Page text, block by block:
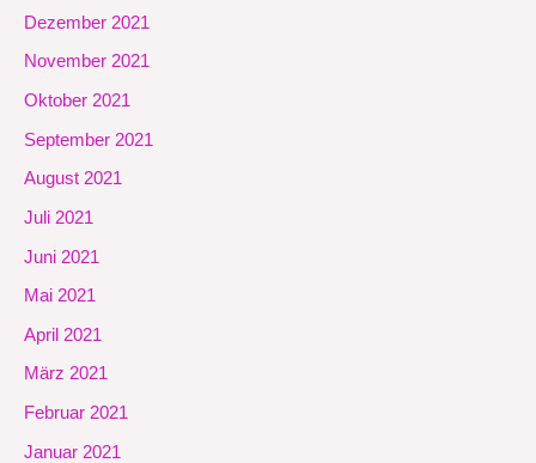
Dezember 2021
November 2021
Oktober 2021
September 2021
August 2021
Juli 2021
Juni 2021
Mai 2021
April 2021
März 2021
Februar 2021
Januar 2021